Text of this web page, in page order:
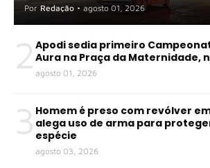
Por Redação • agosto 01, 2026
2 Apodi sedia primeiro
Aura na Praça da Maternidade,
agosto 01, 2026
3 Homem é preso com revólver
alega uso de arma para
espécie
agosto 03, 2026